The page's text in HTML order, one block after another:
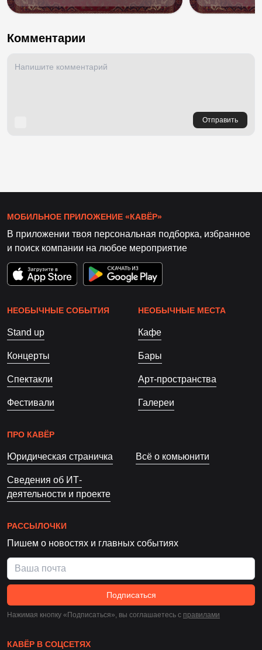
Комментарии
Отправить
МОБИЛЬНОЕ ПРИЛОЖЕНИЕ «КАВЁР»
В приложении твоя персональная подборка, избранное
и поиск компании на любое мероприятие
НЕОБЫЧНЫЕ СОБЫТИЯ
Stand up
Концерты
Спектакли
Фестивали
НЕОБЫЧНЫЕ МЕСТА
Кафе
Бары
Арт-пространства
Галереи
ПРО КАВЁР
Юридическая страничка Всё о комьюнити
Сведения об ИТ-
деятельности и проекте
РАССЫЛОЧКИ
Пишем о новостях и главных событиях
Подписаться
Нажимая кнопку «Подписаться», вы соглашаетесь c правилами
КАВЁР В СОЦСЕТЯХ